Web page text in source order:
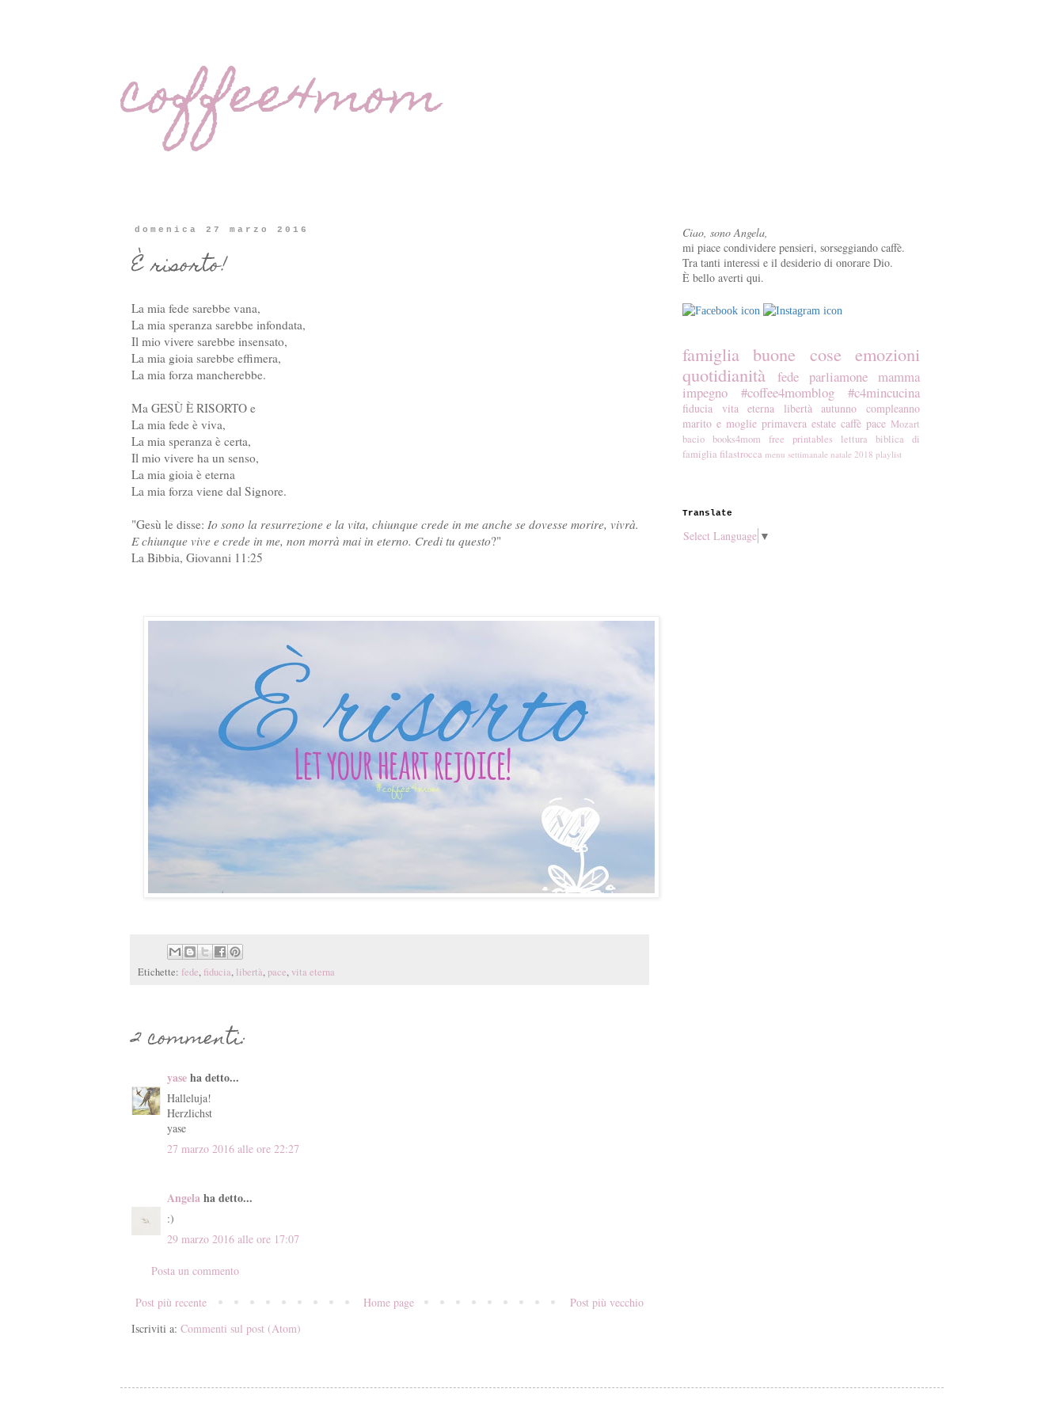
coffee4mom
domenica 27 marzo 2016
È risorto!
La mia fede sarebbe vana,
La mia speranza sarebbe infondata,
Il mio vivere sarebbe insensato,
La mia gioia sarebbe effimera,
La mia forza mancherebbe.
Ma GESÙ È RISORTO e
La mia fede è viva,
La mia speranza è certa,
Il mio vivere ha un senso,
La mia gioia è eterna
La mia forza viene dal Signore.
"Gesù le disse: Io sono la resurrezione e la vita, chiunque crede in me anche se dovesse morire, vivrà.
E chiunque vive e crede in me, non morrà mai in eterno. Credi tu questo?"
La Bibbia, Giovanni 11:25
Etichette: fede, fiducia, libertà,pace,vita eterna
2 commenti:
yaseha detto...
Halleluja!
Herzlichst
yase
27 marzo 2016 alle ore 22:27
Angelaha detto...
:)
29 marzo 2016 alle ore 17:07
Posta un commento
Post più recente Post più vecchio
Home page
Iscriviti a: Commenti sul post (Atom)
Ciao, sono Angela,
mi piace condividere pensieri, sorseggiando caffè.
Tra tanti interessi e il desiderio di onorare Dio.
È bello averti qui.
famiglia buone cose
emozioni
quotidianità
fede parliamone mamma
impegno
#coffee4momblog #c4mincucina
fiducia vita eterna libertà autunno
compleanno
marito e moglie primavera estate caffè pace Mozart
bacio books4mom free printables
lettura biblica di
famiglia filastrocca menu settimanale natale 2018 playlist
Translate
Select Language ▼